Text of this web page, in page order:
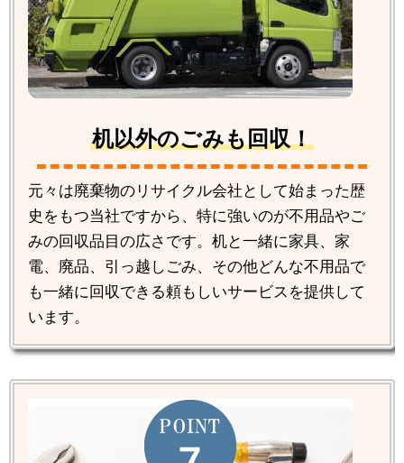
机以外のごみも回収！
元々は廃棄物のリサイクル会社として始まった歴
史をもつ当社ですから、特に強いのが不用品やご
みの回収品目の広さです。机と一緒に家具、家
電、廃品、引っ越しごみ、その他どんな不用品で
も一緒に回収できる頼もしいサービスを提供して
います。